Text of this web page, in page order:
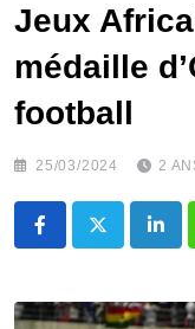
Jeux
médaille
football
25/03/2024 2